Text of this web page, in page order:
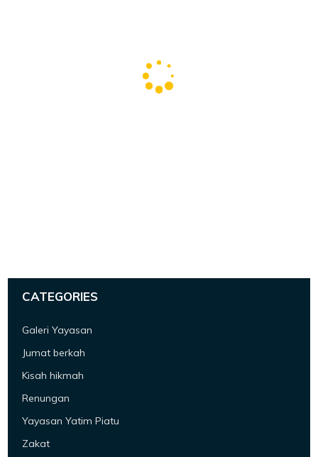
CATEGORIES
Galeri Yayasan
Jumat berkah
Kisah hikmah
Renungan
Yayasan Yatim Piatu
Zakat